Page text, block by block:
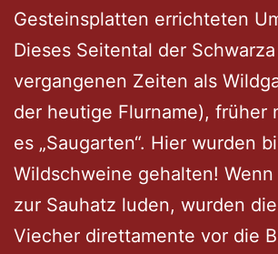
Gesteinsplatten errichteten
Dieses Seitental der
vergangenen Zeiten als
der heutige Flurname), früher
es „Saugarten“. Hier wurden
Wildschweine gehalten!
zur Sauhatz luden, wurden
Viecher direttamente vor die